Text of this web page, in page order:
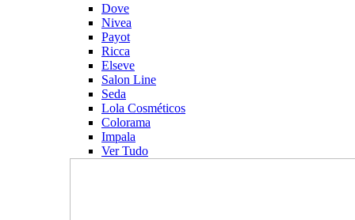
Dove
Nivea
Payot
Ricca
Elseve
Salon Line
Seda
Lola Cosméticos
Colorama
Impala
Ver Tudo